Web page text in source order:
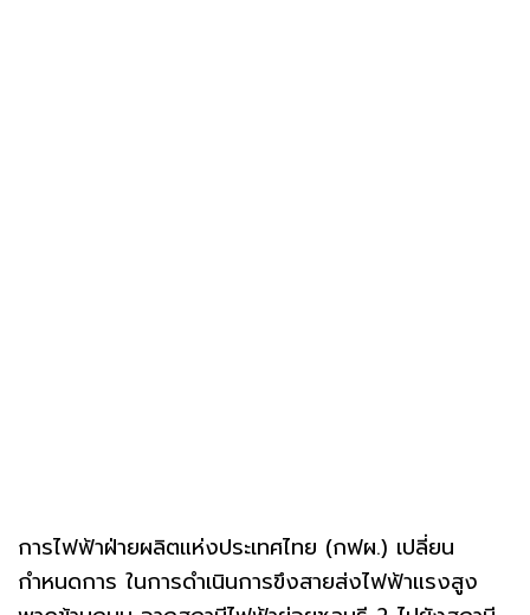
การไฟฟ้าฝ่ายผลิตแห่งประเทศไทย (กฟผ.) เปลี่ยน
กำหนดการ ในการดำเนินการขึงสายส่งไฟฟ้าแรงสูง